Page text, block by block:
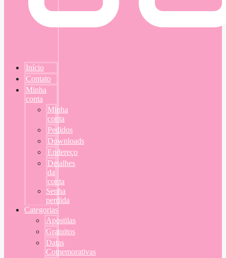
Início
Contato
Minha
conta
Minha
conta
Pedidos
Downloads
Endereço
Detalhes
da
conta
Senha
perdida
Categorias
Apostilas
Gratuitos
Datas
Comemorativas